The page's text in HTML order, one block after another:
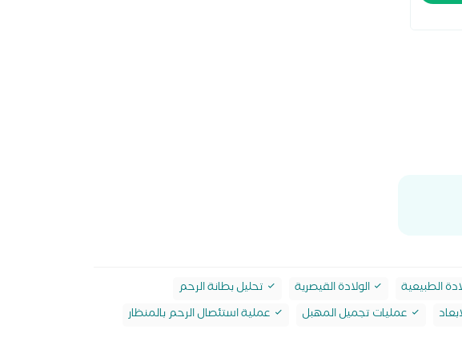
الطبيعية الولادة القيصرية
تحليل بطانة الرحم
عمليات تجميل المهبل عملية استئصال الرحم بالمنظار